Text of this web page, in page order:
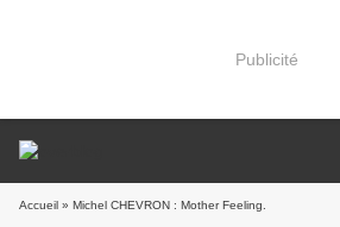
Publicité
Accueil » Michel CHEVRON : Mother Feeling.